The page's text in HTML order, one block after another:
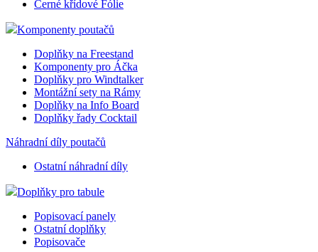
Náhradní fólie
Náhradní UV fólie
Voděvzdorné kapsy
Čiré hladké fólie
Černé křídové Fólie
Komponenty poutačů
Doplňky na Freestand
Komponenty pro Áčka
Doplňky pro Windtalker
Montážní sety na Rámy
Doplňky na Info Board
Doplňky řady Cocktail
Náhradní díly poutačů